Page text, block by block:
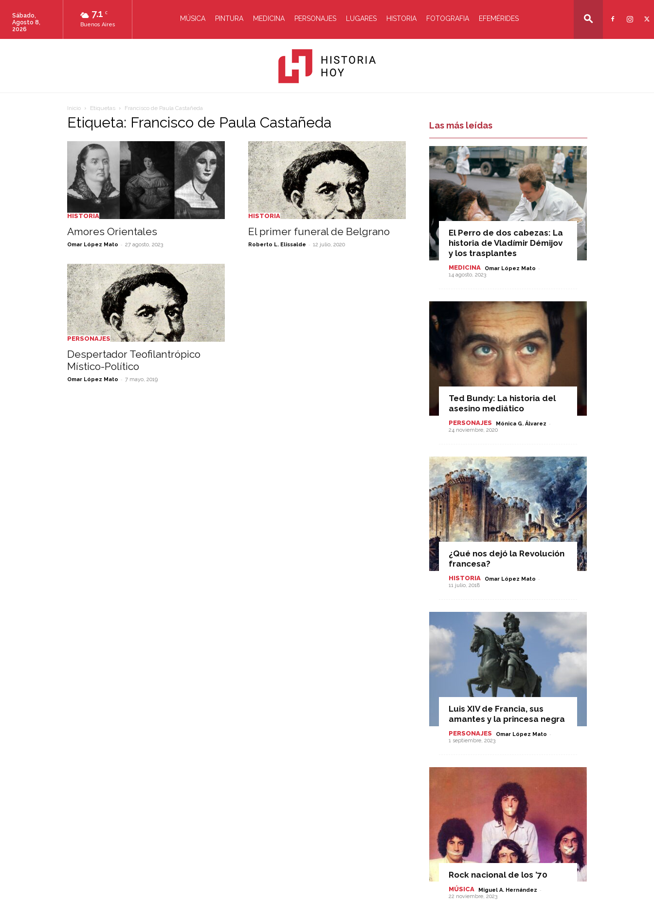
7.1 C
Buenos Aires
Sábado,
Agosto 8,
2026
MÚSICA PINTURA MEDICINA PERSONAJES LUGARES HISTORIA FOTOGRAFIA EFEMÉRIDES
Historia
Hoy
Inicio Etiquetas Francisco de Paula Castañeda
Etiqueta: Francisco de Paula Castañeda
HISTORIA
Amores Orientales
Omar López Mato - 27 agosto, 2023
HISTORIA
El primer funeral de Belgrano
Roberto L. Elissalde - 12 julio, 2020
PERSONAJES
Despertador Teofilantrópico
Místico-Político
Omar López Mato - 7 mayo, 2019
Las más leídas
El Perro de dos cabezas: La
historia de Vladímir Démijov
y los trasplantes
MEDICINA Omar López Mato -
14 agosto, 2023
Ted Bundy: La historia del
asesino mediático
PERSONAJES Mónica G. Álvarez -
24 noviembre, 2020
¿Qué nos dejó la Revolución
francesa?
HISTORIA Omar López Mato -
11 julio, 2018
Luis XIV de Francia, sus
amantes y la princesa negra
PERSONAJES Omar López Mato -
1 septiembre, 2023
Rock nacional de los ’70
MÚSICA Miguel A. Hernández -
22 noviembre, 2023